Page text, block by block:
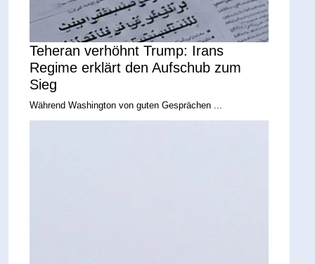
Teheran verhöhnt Trump: Irans
Regime erklärt den Aufschub zum
Sieg
Während Washington von guten Gesprächen ...